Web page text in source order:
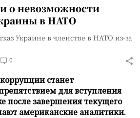
о невозможности
в НАТО
Украине в членстве в НАТО из-за
0
станет
для вступления
после завершения текущего
американские аналитики.